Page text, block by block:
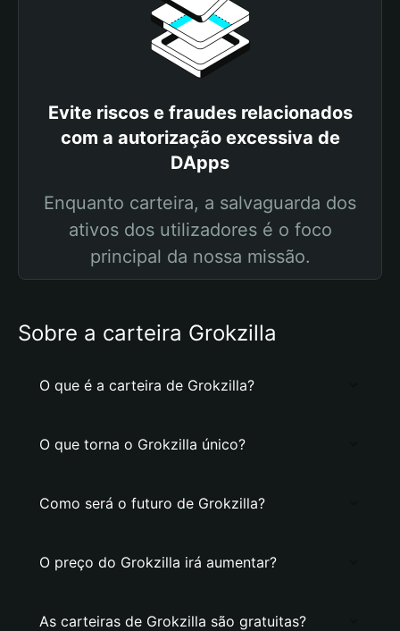
Evite riscos e fraudes relacionados
com a autorização excessiva de
DApps
Enquanto carteira, a salvaguarda dos
ativos dos utilizadores é o foco
principal da nossa missão.
Sobre a carteira Grokzilla
O que é a carteira de Grokzilla?
O que torna o Grokzilla único?
Como será o futuro de Grokzilla?
O preço do Grokzilla irá aumentar?
As carteiras de Grokzilla são gratuitas?